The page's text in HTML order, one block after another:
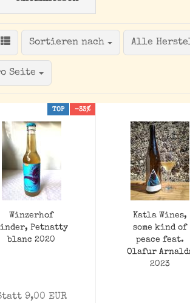
trotzdem gut!
Sortieren nach
Sortieren nach Alle
Seite
TOP -33%
Winzerhof
Petnatty
blanc 2020
9,00 EUR
Katla Wines,
some kind of
peace feat.
Olafur
2023